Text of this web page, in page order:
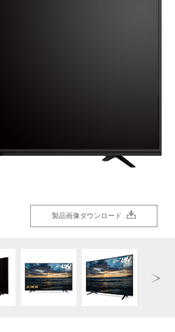
製品画像ダウンロード
製品画像ダウンロード
製品画像ダウンロード
製品画像ダウンロード
製品画像ダウンロード